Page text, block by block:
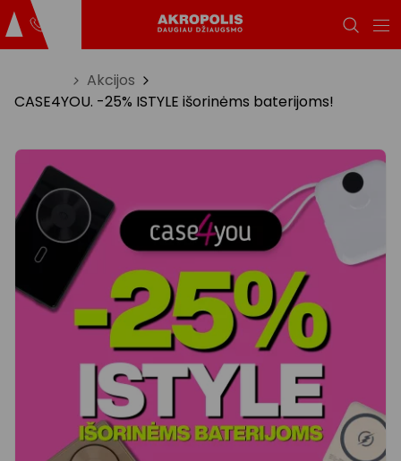
Akcijos
CASE4YOU. -25% ISTYLE išorinėms baterijoms!